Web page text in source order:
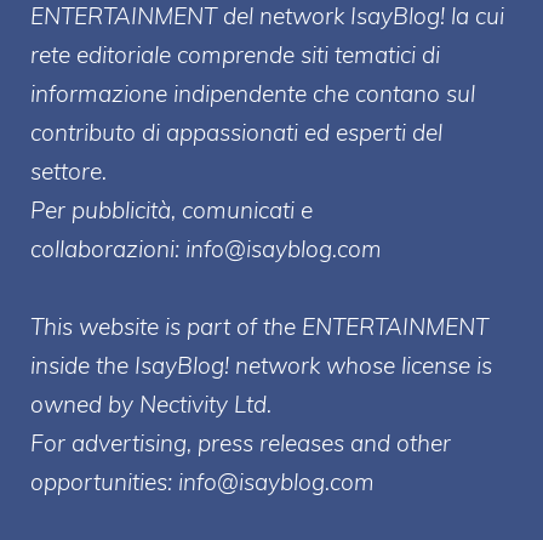
ENTERTAINMENT del network IsayBlog! la cui
rete editoriale comprende siti tematici di
informazione indipendente che contano sul
contributo di appassionati ed esperti del
settore.
Per pubblicità, comunicati e
collaborazioni: info@isayblog.com
This website is part of the ENTERTAINMENT
inside the IsayBlog! network whose license is
owned by Nectivity Ltd.
For advertising, press releases and other
opportunities: info@isayblog.com